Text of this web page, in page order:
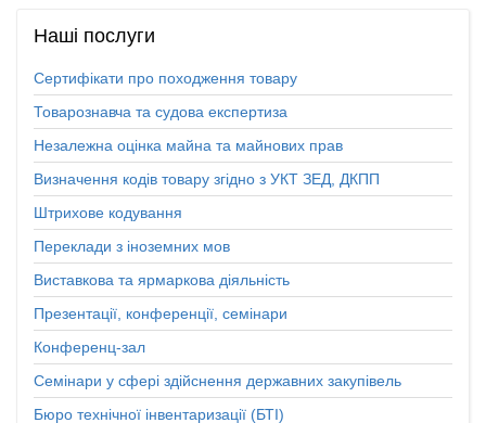
Наші послуги
Сертифікати про походження товару
Товарознавча та судова експертиза
Незалежна оцінка майна та майнових прав
Визначення кодів товару згідно з УКТ ЗЕД, ДКПП
Штрихове кодування
Переклади з іноземних мов
Виставкова та ярмаркова діяльність
Презентації, конференції, семінари
Конференц-зал
Семінари у сфері здійснення державних закупівель
Бюро технічної інвентаризації (БТІ)